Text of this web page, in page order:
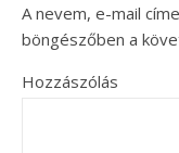
A nevem, e-mail
böngészőben a
Hozzászólás